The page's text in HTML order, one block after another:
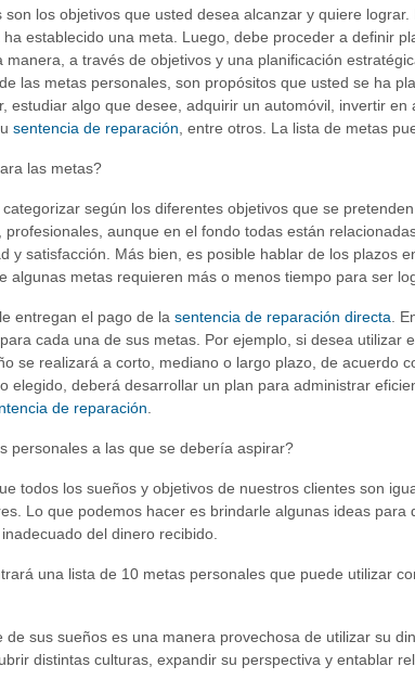
son los objetivos que usted desea alcanzar y quiere lograr.
establecido una meta. Luego, debe proceder a definir
manera, a través de objetivos y una planificación
las metas personales, son propósitos que usted se ha
estudiar algo que desee, adquirir un automóvil, invertir en
sentencia de reparación , entre otros. La lista de metas
las metas?
según los diferentes objetivos que se
profesionales, aunque en el fondo todas están
y satisfacción. Más bien, es posible hablar de los plazos
algunas metas requieren más o menos tiempo para ser
entregan el pago de la sentencia de reparación directa .
cada una de sus metas. Por ejemplo, si desea utilizar
se realizará a corto, mediano o largo plazo, de acuerdo
elegido, deberá desarrollar un plan para administrar
de reparación
personales a las que se debería aspirar?
todos los sueños y objetivos de nuestros clientes son
Lo que podemos hacer es brindarle algunas ideas para
del dinero recibido.
una lista de 10 metas personales que puede utilizar
de sus sueños es una manera provechosa de utilizar su
distintas culturas, expandir su perspectiva y entablar